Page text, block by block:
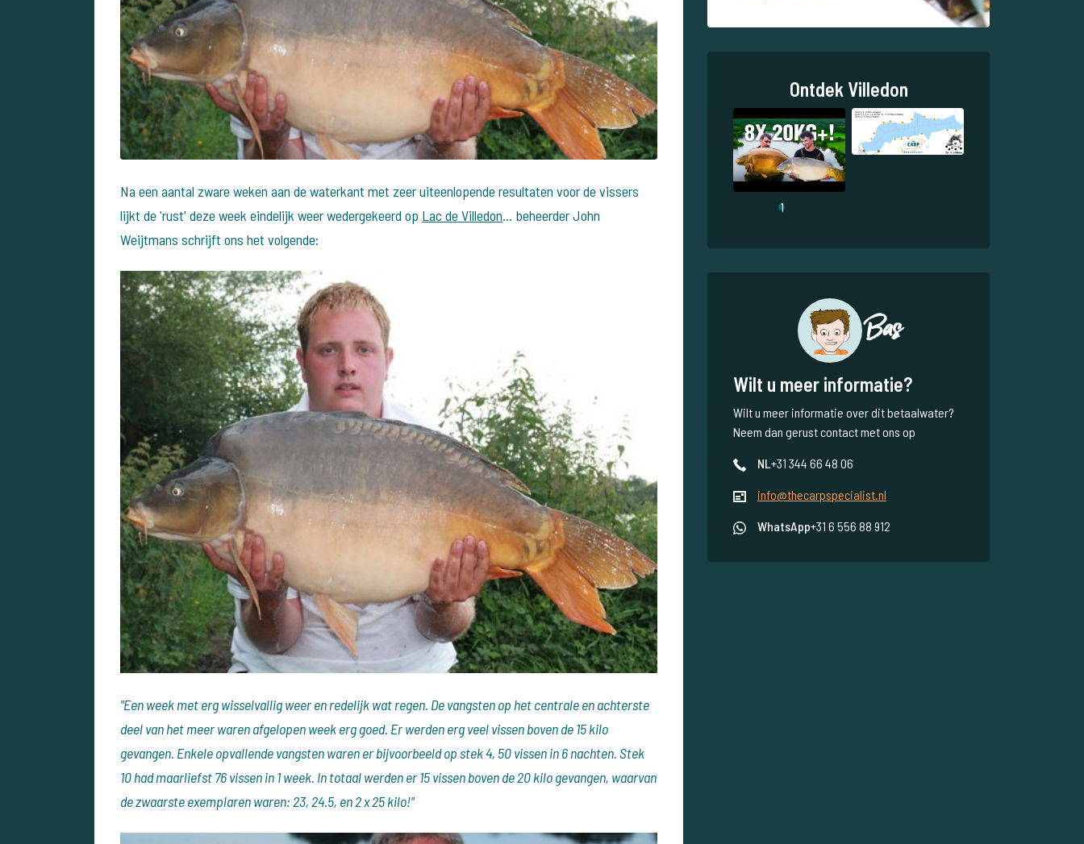
Na een aantal zware weken aan de waterkant met zeer uiteenlopende resultaten voor de vissers
lijkt de 'rust' deze week eindelijk weer wedergekeerd op Lac de Villedon... beheerder John
Weijtmans schrijft ons het volgende:
"Een week met erg wisselvallig weer en redelijk wat regen. De vangsten op het centrale en achterste
deel van het meer waren afgelopen week erg goed. Er werden erg veel vissen boven de 15 kilo
gevangen. Enkele opvallende vangsten waren er bijvoorbeeld op stek 4, 50 vissen in 6 nachten. Stek
10 had maarliefst 76 vissen in 1 week. In totaal werden er 15 vissen boven de 20 kilo gevangen, waarvan
de zwaarste exemplaren waren: 23, 24.5, en 2 x 25 kilo!"
Ontdek Villedon
1
Bas
Wilt u meer informatie?
Wilt u meer informatie over dit betaalwater?
Neem dan gerust contact met ons op
NL+31 344 66 48 06
info@thecarpspecialist.nl
WhatsApp+31 6 556 88 912